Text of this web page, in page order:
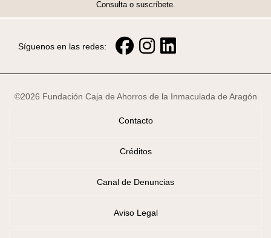
Consulta o suscríbete.
Síguenos en las redes:
©2026 Fundación Caja de Ahorros de la Inmaculada de Aragón
Contacto
Créditos
Canal de Denuncias
Aviso Legal